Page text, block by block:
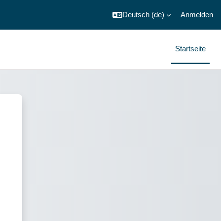
Deutsch ‎(de)‎ Anmelden
Startseite
COMTE DE RIUS - Curs